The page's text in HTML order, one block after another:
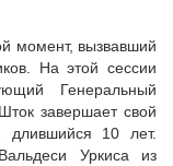
момент, вызвавший
На этой сессии
Генеральный
завершает свой
длившийся 10 лет.
Уркиса из